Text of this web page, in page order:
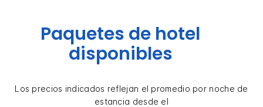
Paquetes de hotel
disponibles
Los precios indicados reflejan el promedio por noche de
estancia desde el